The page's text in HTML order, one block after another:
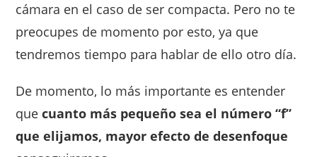
cámara en el caso de ser compacta. Pero no te
preocupes de momento por esto, ya que
tendremos tiempo para hablar de ello otro día.
De momento, lo más importante es entender
quecuanto más pequeño sea el número “f”
que elijamos, mayor efecto de desenfoque